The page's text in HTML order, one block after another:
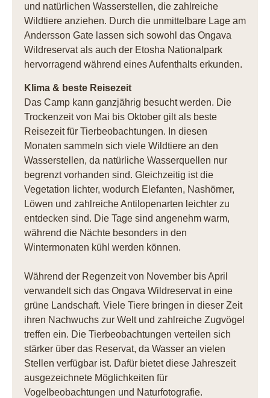
und natürlichen Wasserstellen, die zahlreiche
Wildtiere anziehen. Durch die unmittelbare Lage am
Andersson Gate lassen sich sowohl das Ongava
Wildreservat als auch der Etosha Nationalpark
hervorragend während eines Aufenthalts erkunden.
Klima & beste Reisezeit
Das Camp kann ganzjährig besucht werden. Die
Trockenzeit von Mai bis Oktober gilt als beste
Reisezeit für Tierbeobachtungen. In diesen
Monaten sammeln sich viele Wildtiere an den
Wasserstellen, da natürliche Wasserquellen nur
begrenzt vorhanden sind. Gleichzeitig ist die
Vegetation lichter, wodurch Elefanten, Nashörner,
Löwen und zahlreiche Antilopenarten leichter zu
entdecken sind. Die Tage sind angenehm warm,
während die Nächte besonders in den
Wintermonaten kühl werden können.
Während der Regenzeit von November bis April
verwandelt sich das Ongava Wildreservat in eine
grüne Landschaft. Viele Tiere bringen in dieser Zeit
ihren Nachwuchs zur Welt und zahlreiche Zugvögel
treffen ein. Die Tierbeobachtungen verteilen sich
stärker über das Reservat, da Wasser an vielen
Stellen verfügbar ist. Dafür bietet diese Jahreszeit
ausgezeichnete Möglichkeiten für
Vogelbeobachtungen und Naturfotografie.